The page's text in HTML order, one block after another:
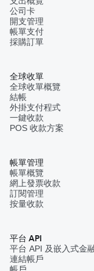
公司卡
開支管理
帳單支付
採購訂單
全球收單
全球收單概覽
結帳
外掛支付程式
一鍵收款
POS 收款方案
帳單管理
帳單概覽
網上發票收款
訂閱管理
按量收款
平台 API
平台 API 及嵌入式金
連結帳戶